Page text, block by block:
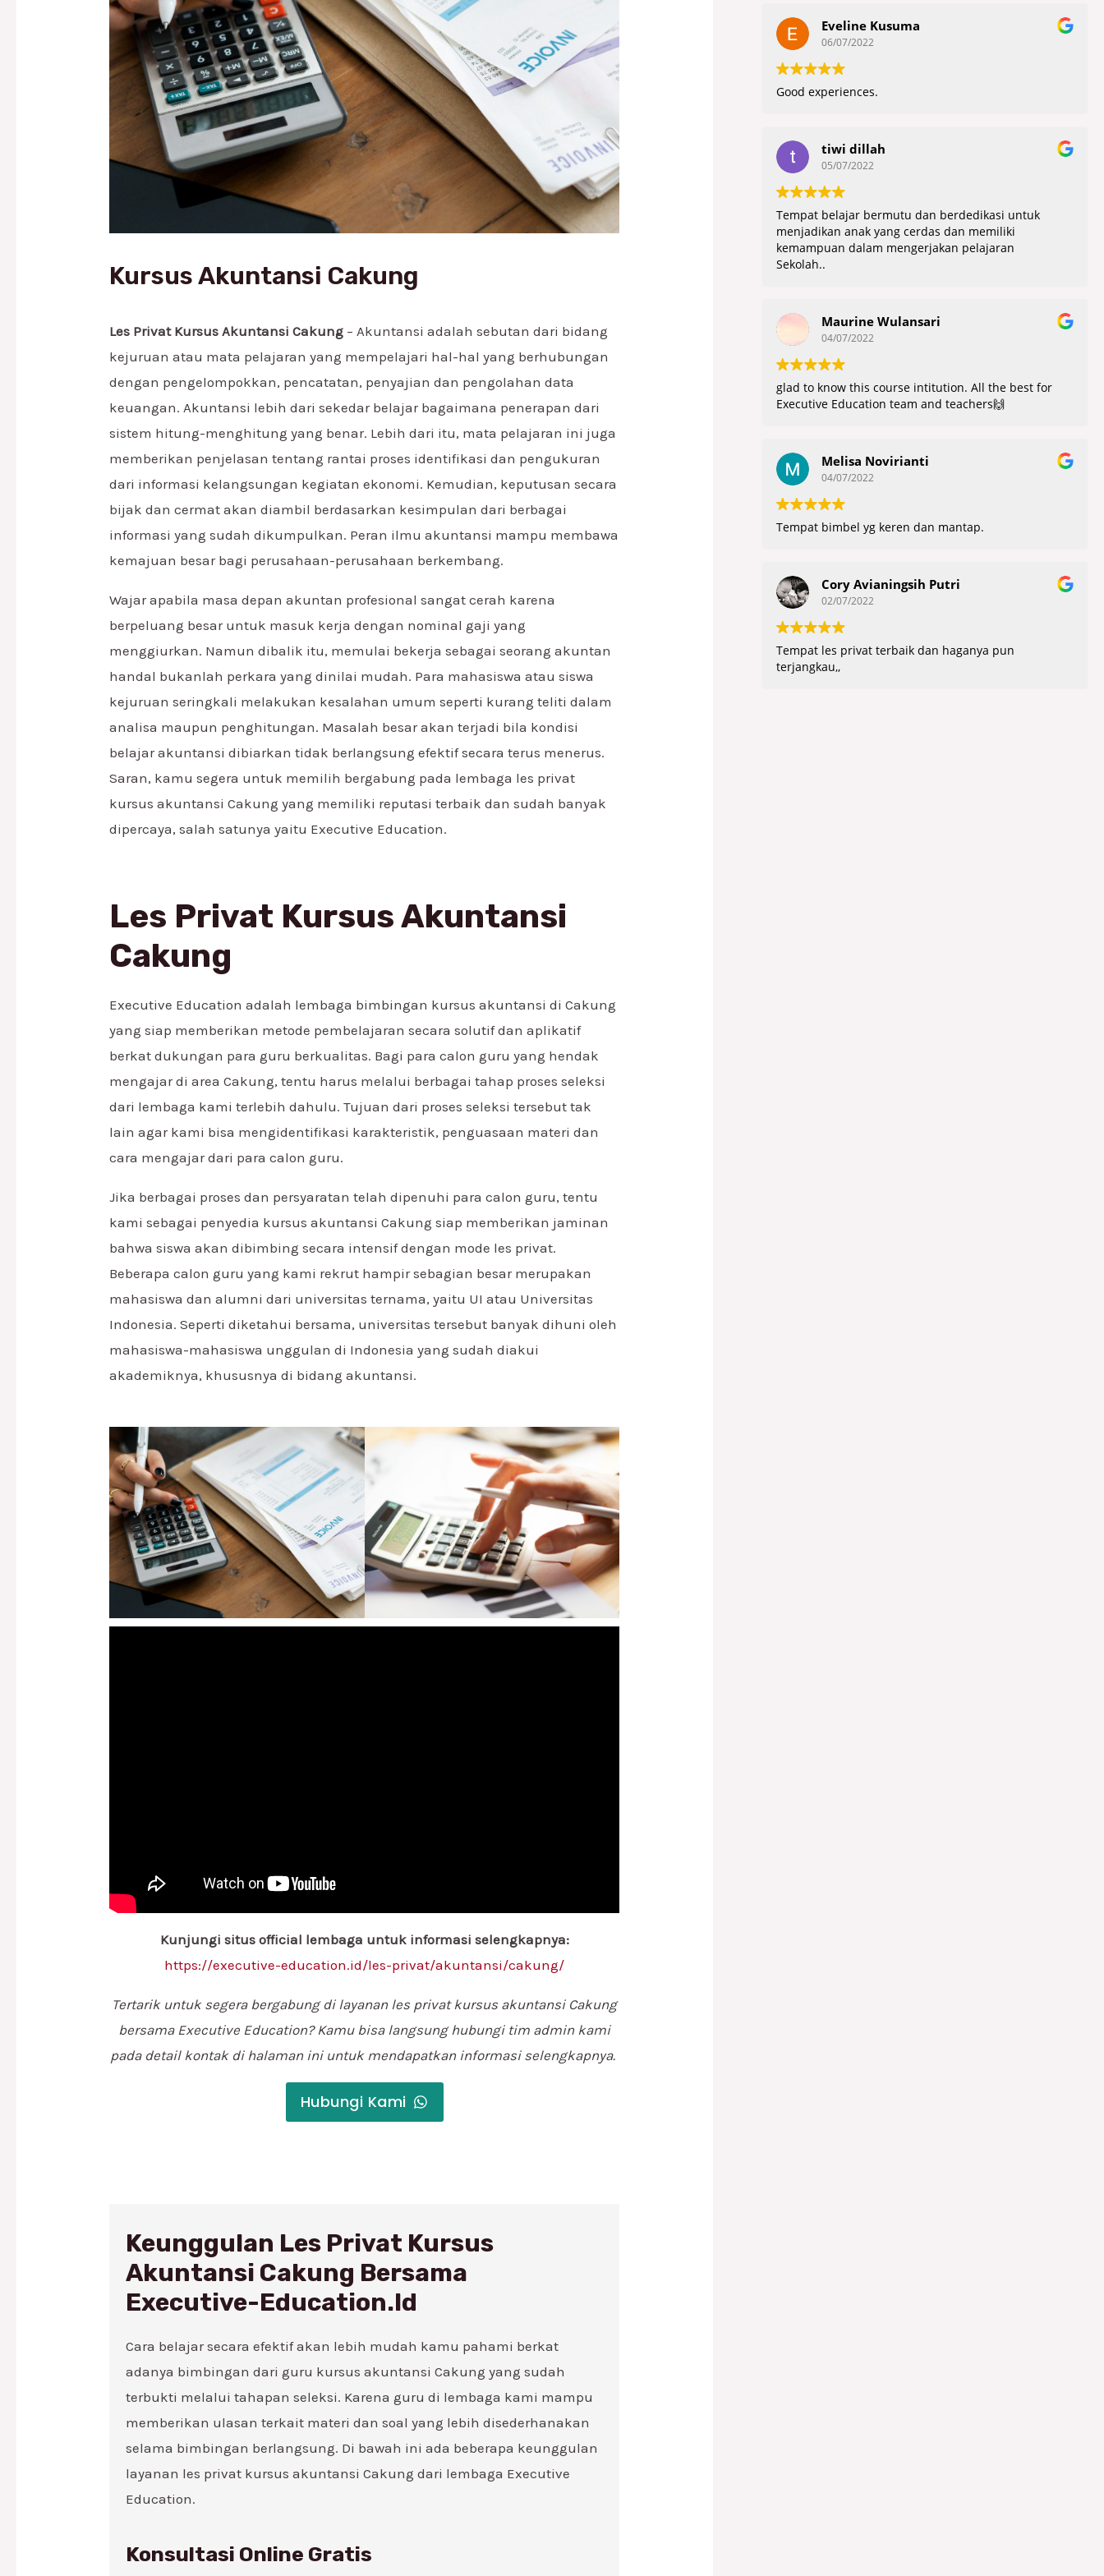
Kursus Akuntansi Cakung
Les Privat Kursus Akuntansi Cakung – Akuntansi adalah sebutan dari bidang
kejuruan atau mata pelajaran yang mempelajari hal-hal yang berhubungan
dengan pengelompokkan, pencatatan, penyajian dan pengolahan data
keuangan. Akuntansi lebih dari sekedar belajar bagaimana penerapan dari
sistem hitung-menghitung yang benar. Lebih dari itu, mata pelajaran ini juga
memberikan penjelasan tentang rantai proses identifikasi dan pengukuran
dari informasi kelangsungan kegiatan ekonomi. Kemudian, keputusan secara
bijak dan cermat akan diambil berdasarkan kesimpulan dari berbagai
informasi yang sudah dikumpulkan. Peran ilmu akuntansi mampu membawa
kemajuan besar bagi perusahaan-perusahaan berkembang.
Wajar apabila masa depan akuntan profesional sangat cerah karena
berpeluang besar untuk masuk kerja dengan nominal gaji yang
menggiurkan. Namun dibalik itu, memulai bekerja sebagai seorang akuntan
handal bukanlah perkara yang dinilai mudah. Para mahasiswa atau siswa
kejuruan seringkali melakukan kesalahan umum seperti kurang teliti dalam
analisa maupun penghitungan. Masalah besar akan terjadi bila kondisi
belajar akuntansi dibiarkan tidak berlangsung efektif secara terus menerus.
Saran, kamu segera untuk memilih bergabung pada lembaga les privat
kursus akuntansi Cakung yang memiliki reputasi terbaik dan sudah banyak
dipercaya, salah satunya yaitu Executive Education.
Les Privat Kursus Akuntansi
Cakung
Executive Education adalah lembaga bimbingan kursus akuntansi di Cakung
yang siap memberikan metode pembelajaran secara solutif dan aplikatif
berkat dukungan para guru berkualitas. Bagi para calon guru yang hendak
mengajar di area Cakung, tentu harus melalui berbagai tahap proses seleksi
dari lembaga kami terlebih dahulu. Tujuan dari proses seleksi tersebut tak
lain agar kami bisa mengidentifikasi karakteristik, penguasaan materi dan
cara mengajar dari para calon guru.
Jika berbagai proses dan persyaratan telah dipenuhi para calon guru, tentu
kami sebagai penyedia kursus akuntansi Cakung siap memberikan jaminan
bahwa siswa akan dibimbing secara intensif dengan mode les privat.
Beberapa calon guru yang kami rekrut hampir sebagian besar merupakan
mahasiswa dan alumni dari universitas ternama, yaitu UI atau Universitas
Indonesia. Seperti diketahui bersama, universitas tersebut banyak dihuni oleh
mahasiswa-mahasiswa unggulan di Indonesia yang sudah diakui
akademiknya, khususnya di bidang akuntansi.
Kunjungi situs official lembaga untuk informasi selengkapnya:
https://executive-education.id/les-privat/akuntansi/cakung/
Tertarik untuk segera bergabung di layanan les privat kursus akuntansi Cakung
bersama Executive Education? Kamu bisa langsung hubungi tim admin kami
pada detail kontak di halaman ini untuk mendapatkan informasi selengkapnya.
Hubungi Kami
Keunggulan Les Privat Kursus
Akuntansi Cakung Bersama
Executive-Education.Id
Cara belajar secara efektif akan lebih mudah kamu pahami berkat
adanya bimbingan dari guru kursus akuntansi Cakung yang sudah
terbukti melalui tahapan seleksi. Karena guru di lembaga kami mampu
memberikan ulasan terkait materi dan soal yang lebih disederhanakan
selama bimbingan berlangsung. Di bawah ini ada beberapa keunggulan
layanan les privat kursus akuntansi Cakung dari lembaga Executive
Education.
Konsultasi Online Gratis
Eveline Kusuma
06/07/2022
Good experiences.
tiwi dillah
05/07/2022
Tempat belajar bermutu dan berdedikasi untuk
menjadikan anak yang cerdas dan memiliki
kemampuan dalam mengerjakan pelajaran
Sekolah..
Maurine Wulansari
04/07/2022
glad to know this course intitution. All the best for
Executive Education team and teachers🙌
Melisa Novirianti
04/07/2022
Tempat bimbel yg keren dan mantap.
Cory Avianingsih Putri
02/07/2022
Tempat les privat terbaik dan haganya pun
terjangkau,,